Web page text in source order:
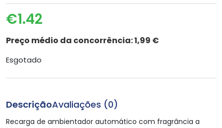
€1.42
Preço médio da concorrência:1,99 €
Esgotado
DescriçãoAvaliações (0)
Recarga de ambientador automático com fragrância a